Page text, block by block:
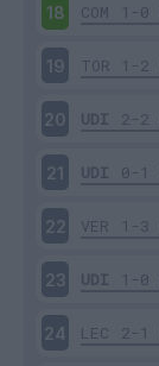
18 COM 1-0
19 TOR 1-2
20 UDI 2-2
21 UDI 0-1
22 VER 1-3
23 UDI 1-0
24 LEC 2-1